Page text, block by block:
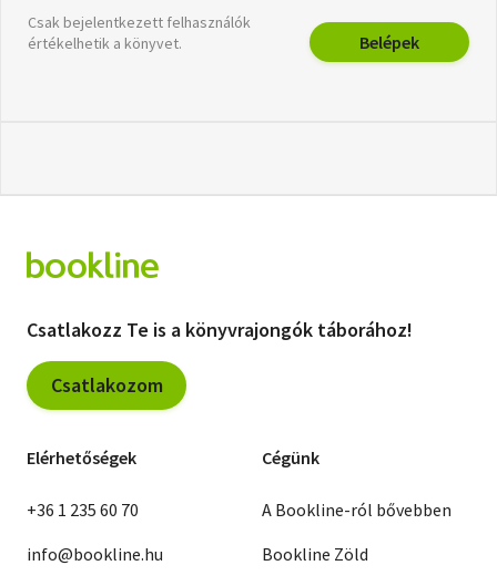
Csak bejelentkezett felhasználók
értékelhetik a könyvet.
Belépek
Csatlakozz Te is a könyvrajongók táborához!
Csatlakozom
Elérhetőségek
+36 1 235 60 70
info@bookline.hu
Cégünk
A Bookline-ról bővebben
Bookline Zöld